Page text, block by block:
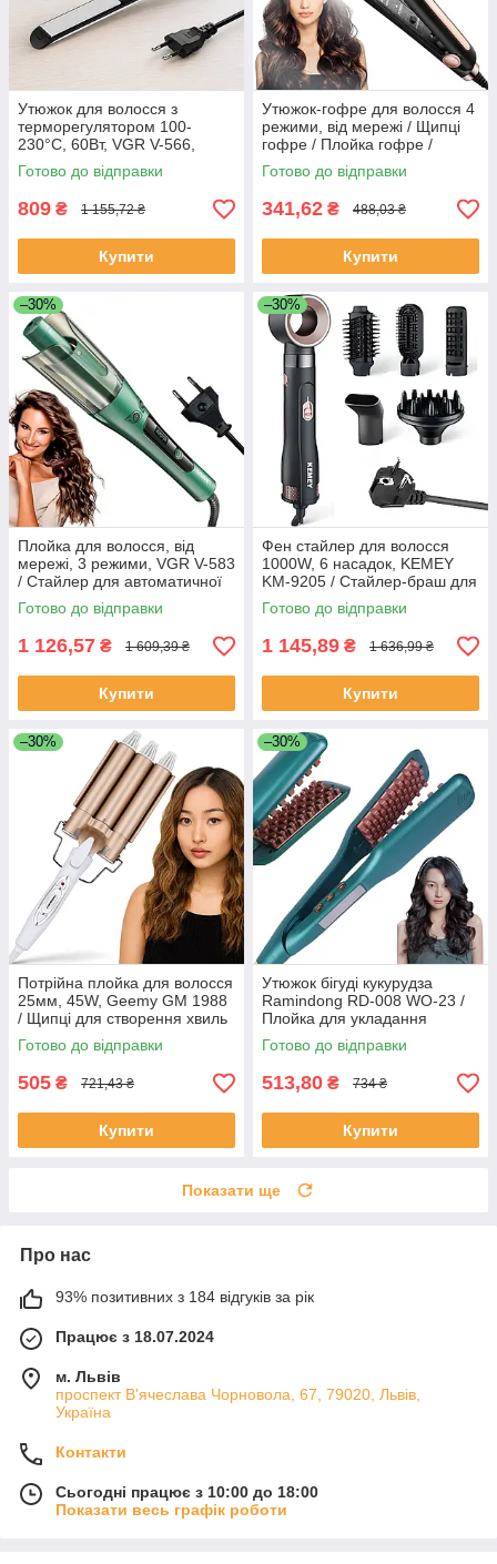
Утюжок для волосся з
терморегулятором 100-
230°C, 60Вт, VGR V-566,
Білий / Плойка для
вирівнювання волосся /
Випрямляч для волосся
Готово до відправки
809 ₴ 1 155,72 ₴
Купити
Утюжок-гофре для волосся 4
режими, від мережі / Щипці
гофре / Плойка гофре /
Утюжок для волосся
Готово до відправки
341,62 ₴ 488,03 ₴
Купити
–30%
Плойка для волосся, від
мережі, 3 режими, VGR V-583
/ Стайлер для автоматичної
завивки волосся
Готово до відправки
1 126,57 ₴ 1 609,39 ₴
Купити
–30%
Фен стайлер для волосся
1000W, 6 насадок, KEMEY
KM-9205 / Стайлер-браш для
укладання волосся / Фен
щітка для волосся
Готово до відправки
1 145,89 ₴ 1 636,99 ₴
Купити
–30%
Потрійна плойка для волосся
25мм, 45W, Geemy GM 1988
/ Щипці для створення хвиль
/ Стайлер три хвилі
Готово до відправки
505 ₴ 721,43 ₴
Купити
–30%
Утюжок бігуді кукурудза
Ramindong RD-008 WO-23 /
Плойка для укладання
волосся / Випрямляч для
волосся
Готово до відправки
513,80 ₴ 734 ₴
Купити
Показати ще
Про нас
93% позитивних з 184 відгуків за рік
Працює з 18.07.2024
м. Львів
проспект В'ячеслава Чорновола, 67, 79020, Львів,
Україна
Контакти
Сьогодні працює з 10:00 до 18:00
Показати весь графік роботи